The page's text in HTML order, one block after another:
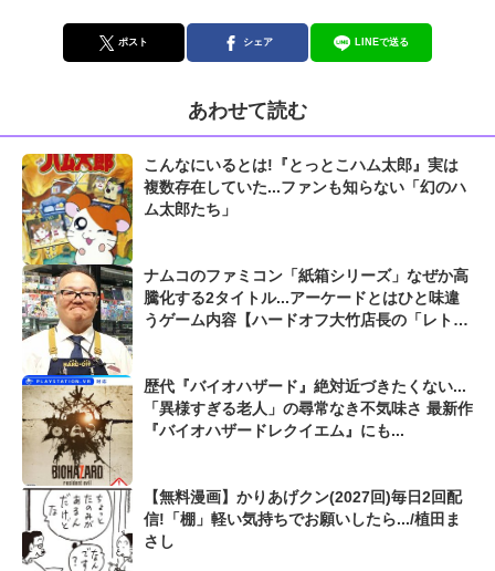
ポスト シェア LINEで送る
あわせて読む
こんなにいるとは!『とっとこハム太郎』実は
複数存在していた...ファンも知らない「幻のハ
ム太郎たち」
ナムコのファミコン「紙箱シリーズ」なぜか高
騰化する2タイトル...アーケードとはひと味違
うゲーム内容【ハードオフ大竹店長の「レトロ
歴代『バイオハザード』絶対近づきたくない...
「異様すぎる老人」の尋常なき不気味さ 最新作
『バイオハザードレクイエム』にも...
【無料漫画】かりあげクン(2027回)毎日2回配
信!「棚」軽い気持ちでお願いしたら.../植田ま
さし